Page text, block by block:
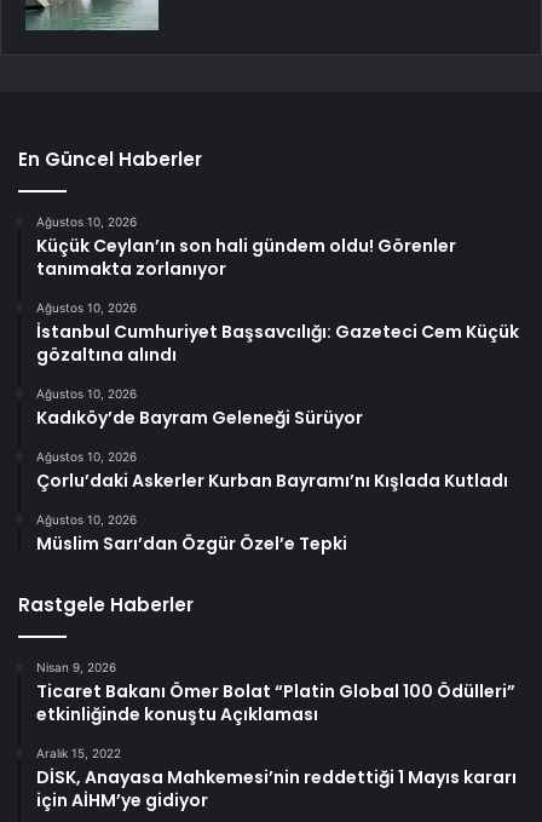
En Güncel Haberler
Ağustos 10, 2026
Küçük Ceylan’ın son hali gündem oldu! Görenler
tanımakta zorlanıyor
Ağustos 10, 2026
İstanbul Cumhuriyet Başsavcılığı: Gazeteci Cem Küçük
gözaltına alındı
Ağustos 10, 2026
Kadıköy’de Bayram Geleneği Sürüyor
Ağustos 10, 2026
Çorlu’daki Askerler Kurban Bayramı’nı Kışlada Kutladı
Ağustos 10, 2026
Müslim Sarı’dan Özgür Özel’e Tepki
Rastgele Haberler
Nisan 9, 2026
Ticaret Bakanı Ömer Bolat “Platin Global 100 Ödülleri”
etkinliğinde konuştu Açıklaması
Aralık 15, 2022
DİSK, Anayasa Mahkemesi’nin reddettiği 1 Mayıs kararı
için AİHM’ye gidiyor